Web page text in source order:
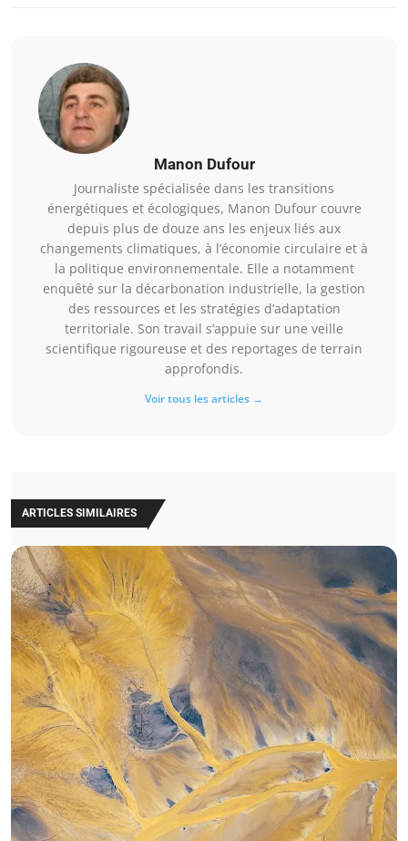
Manon Dufour
Journaliste spécialisée dans les transitions
énergétiques et écologiques, Manon Dufour couvre
depuis plus de douze ans les enjeux liés aux
changements climatiques, à l’économie circulaire et à
la politique environnementale. Elle a notamment
enquêté sur la décarbonation industrielle, la gestion
des ressources et les stratégies d’adaptation
territoriale. Son travail s’appuie sur une veille
scientifique rigoureuse et des reportages de terrain
approfondis.
Voir tous les articles →
ARTICLES SIMILAIRES